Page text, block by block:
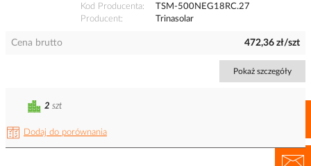
Kod Producenta
TSM-500NEG18RC.27
Producent
Trinasolar
Cena brutto 472,36 zł/szt
Pokaż szczegóły
Dodaj do porównania
2 szt